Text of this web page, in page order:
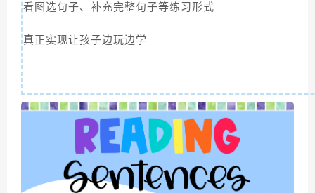
看图选句子、补充完整句子等练习形式
真正实现让孩子边玩边学